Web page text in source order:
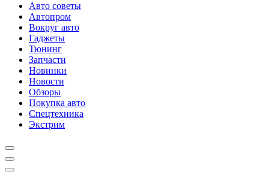
Авто советы
Автопром
Вокруг авто
Гаджеты
Тюнинг
Запчасти
Новинки
Новости
Обзоры
Покупка авто
Спецтехника
Экстрим